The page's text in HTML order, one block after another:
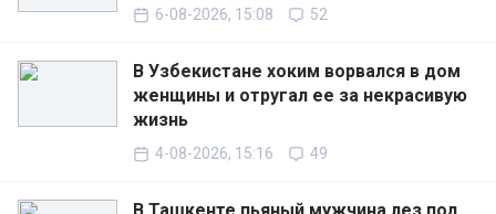
6-08-2026, 15:08 52
В Узбекистане хоким ворвался в дом
женщины и отругал ее за некрасивую
жизнь
4-08-2026, 15:16 49